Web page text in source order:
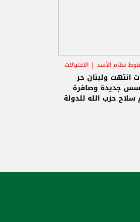
نظام الأسد الاغتيالات
انتهت ولبنان حر
جديدة وصافرة
سلاح حزب الله للدولة